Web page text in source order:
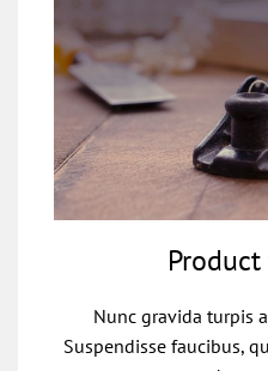
Nunc gravida turpis
Suspendisse faucibus,